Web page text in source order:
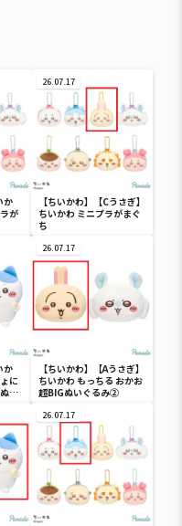
か
が
26.07.17
【ちいかわ】【Cうさぎ】
ちいかわ ミニプラがまぐ
ち
か
に
い
26.07.17
【ちいかわ】【Aうさぎ】
ちいかわ もっちる おかお
超BIGぬいぐるみ②
26.07.17